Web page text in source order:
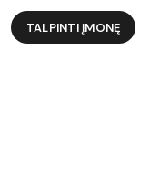
TALPINTI ĮMONĘ